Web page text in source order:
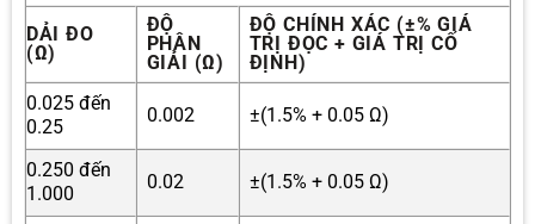
DẢI ĐO
(Ω)
ĐỘ
PHÂN
GIẢI (Ω)
ĐỘ CHÍNH XÁC (±% GIÁ
TRỊ ĐỌC + GIÁ TRỊ CỐ
ĐỊNH)
0.025 đến
0.25
0.002 ±(1.5% + 0.05 Ω)
0.250 đến
1.000
0.02 ±(1.5% + 0.05 Ω)